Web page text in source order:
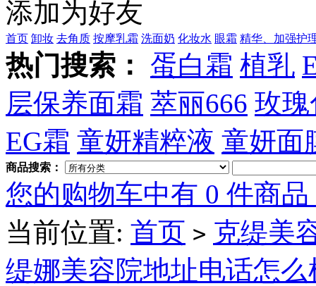
首页 卸妆 去角质 按摩乳霜 洗面奶 化妆水 眼霜 精华、加强护
热门搜索： 蛋白霜 植乳
层保养面霜 萃丽666 玫
EG霜 童妍精粹液 童妍面
商品搜索：
您的购物车中有 0 件商
当前位置: 首页 > 克缇美
缇娜美容院地址电话怎么